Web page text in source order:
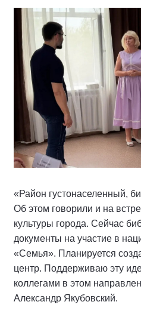
«Район густонаселенный,
Об этом говорили и на
культуры города. Сейчас
документы на участие в
«Семья». Планируется
центр. Поддерживаю эту
коллегами в этом
Александр Якубовский.